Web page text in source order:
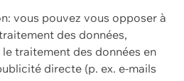
vous pouvez vous opposer à
des données,
traitement des données en
directe (p. ex. e-mails